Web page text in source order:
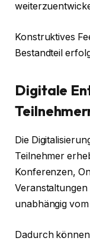
Konstruktives
Bestandteil
Digitale
Die
Teilnehmer
Konferenzen,
unabhängig
Dadurch